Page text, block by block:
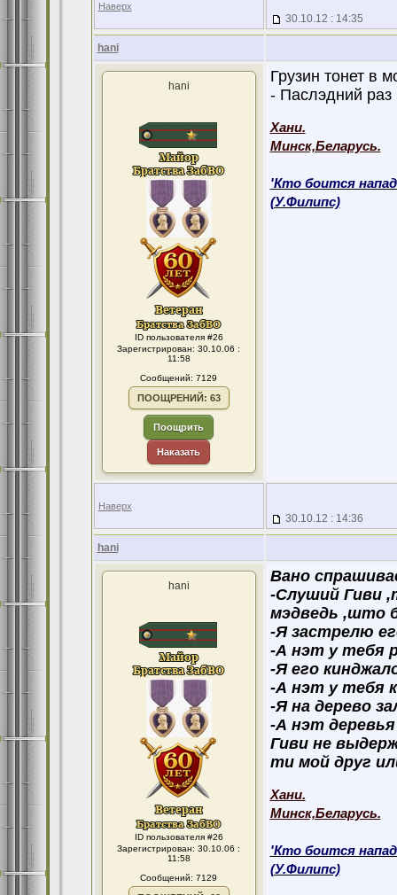
Наверх
30.10.12 : 14:35
hani
hani
ID пользователя #26
Зарегистрирован: 30.10.06 :
11:58
Сообщений: 7129
ПООЩРЕНИЙ: 63
Поощрить
Наказать
Грузин тонет в
- Паслэдний раз
Хани.
Минск,Беларусь.
'Кто боится
(У.Филипс)
Наверх
30.10.12 : 14:36
hani
hani
ID пользователя #26
Зарегистрирован: 30.10.06 :
11:58
Сообщений: 7129
Вано
-Слуший Гиви
мэдведь ,што
-Я застрелю
-А нэт у тебя
-Я его
-А нэт у тебя
-Я на дерево
-А нэт
Гиви не
ти мой друг
Хани.
Минск,Беларусь.
'Кто боится
(У.Филипс)